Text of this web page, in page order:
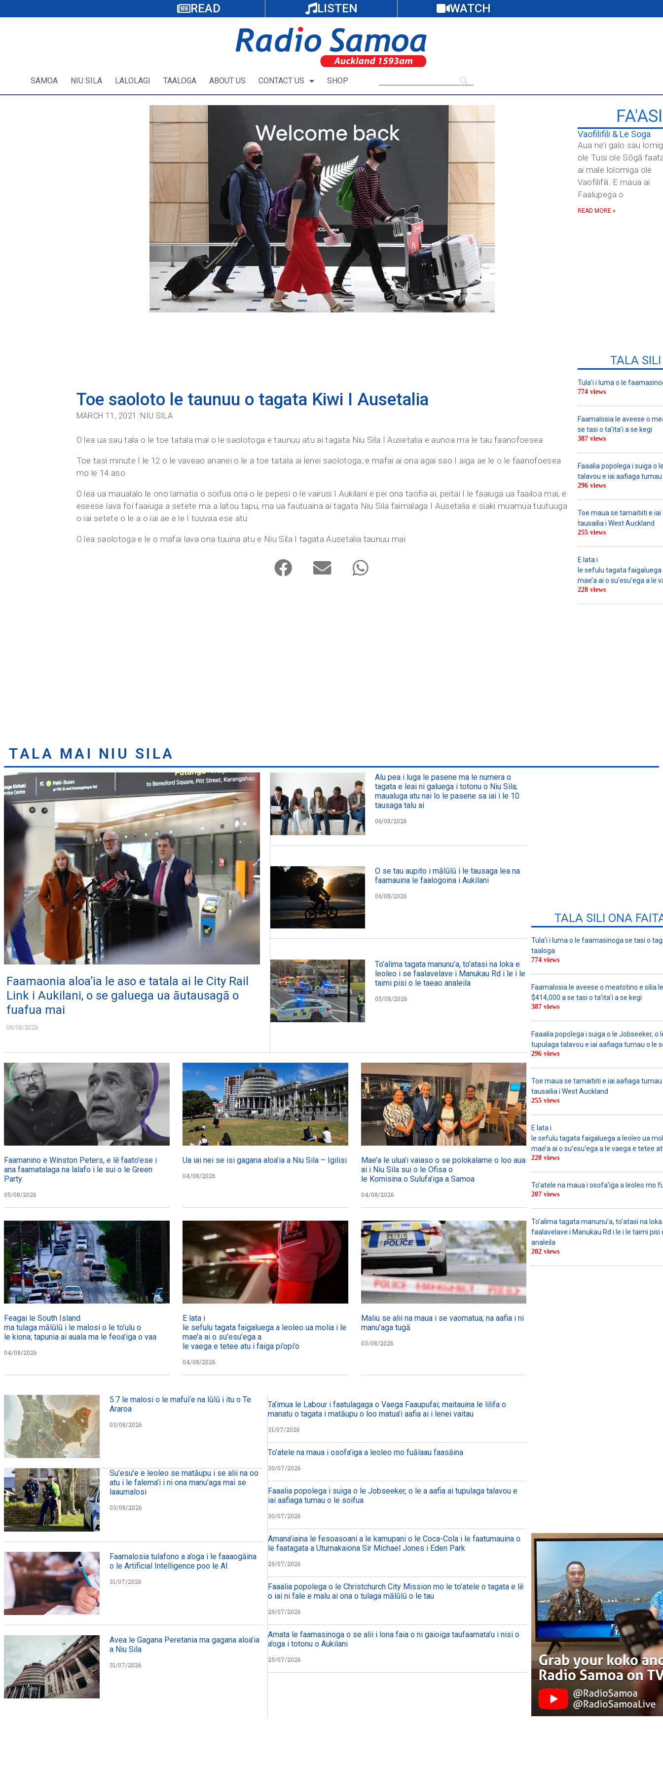
READ LISTEN WATCH
SAMOA NIU SILA LALOLAGI TAALOGA ABOUT US CONTACT US SHOP
Toe saoloto le taunuu o tagata Kiwi I Ausetalia
MARCH 11, 2021 NIU SILA
O lea ua sau tala o le toe tatala mai o le saolotoga e taunuu atu ai tagata Niu Sila I Ausetalia e aunoa ma le tau faanofoesea
Toe tasi minute I le 12 o le vaveao ananei o le a toe tatala ai lenei saolotoga, e mafai ai ona agai sao I aiga ae le o le faanofoesea
mo le 14 aso
O lea ua maualalo le ono lamatia o soifua ona o le pepesi o le vairusi I Aukilani e pei ona taofia ai, peitai I le faaiuga ua faailoa mai, e
eseese lava foi faaiuga a setete ma a latou tapu, ma ua fautuaina ai tagata Niu Sila faimalaga I Ausetalia e siaki muamua tuutuuga
o iai setete o le a o iai ae e le I tuuvaa ese atu
O lea saolotoga e le o mafai lava ona tuuina atu e Niu Sila I tagata Ausetalia taunuu mai
Vaofilifili & Le Soga
Aua ne’i galo sau
ole Tusi ole Sōgā
ai male lolomiga ole
Vaofilifili. E maua ai
Faalupega o
READ MORE »
TALA
Tula’i i luma o le
774 views
Faamalosia le aveese o
se tasi o ta’ita’i a se kegi
387 views
Faaalia popolega i suiga o
talavou e iai aafiaga
296 views
Toe maua se tamaitiiti e
tausailia i West Auckland
255 views
E lata i
le sefulu tagata
mae’a ai o su’esu’ega a le
228 views
TALA MAI NIU SILA
Faamaonia aloa’ia le aso e tatala ai le City Rail
Link i Aukilani, o se galuega ua āutausagā o
fuafua mai
06/08/2026
Alu pea i luga le pasene ma le numera o
tagata e leai ni galuega i totonu o Niu Sila;
maualuga atu nai lo le pasene sa iai i le 10
tausaga talu ai
06/08/2026
O se tau aupito i mālūlū i le tausaga lea na
faamauina le faalogoina i Aukilani
06/08/2026
To’alima tagata manunu’a, to’atasi na loka e
leoleo i se faalavelave i Manukau Rd i le i le
taimi pisi o le taeao analeila
05/08/2026
Faamanino e Winston Peters, e lē faato’ese i
ana faamatalaga na lalafo i le sui o le Green
Party
05/08/2026
Ua iai nei se isi gagana aloa’ia a Niu Sila – Igilisi
04/08/2026
Mae’a le ulua’i vaiaso o se polokalame o loo auai mai
ai i Niu Sila sui o le Ofisa o
le Komisina o Sulufa’iga a Samoa
04/08/2026
Feagai le South Island
ma tulaga mālūlū i le malosi o le to’ulu o
le kiona; tapunia ai auala ma le feoa’iga o vaa
04/08/2026
E lata i
le sefulu tagata faigaluega a leoleo ua molia i le tulafono i le
mae’a ai o su’esu’ega a
le vaega e tetee atu i faiga pi’opi’o
04/08/2026
Maliu se alii na maua i se vaomatua; na aafia i ni
manu’aga tugā
03/08/2026
TALA SILI ONA
Tula’i i luma o le faamasinoga se tasi o
taaloga
774 views
Faamalosia le aveese o meatotino e silia
$414,000 a se tasi o ta’ita’i a se kegi
387 views
Faaalia popolega i suiga o le Jobseeker, o
tupulaga talavou e iai aafiaga tumau o le
296 views
Toe maua se tamaitiiti e iai aafiaga
tausailia i West Auckland
255 views
E lata i
le sefulu tagata faigaluega a leoleo ua
mae’a ai o su’esu’ega a le vaega e tetee
228 views
To’atele na maua i osofa’iga a leoleo mo
207 views
To’alima tagata manunu’a, to’atasi na
faalavelave i Manukau Rd i le i le taimi pisi
analeila
202 views
5.7 le malosi o le mafui’e na lūlū i itu o Te
Araroa
03/08/2026
Su’esu’e e leoleo se matāupu i se alii na oo
atu i le falema’i i ni ona manu’aga mai se
laaumalosi
03/08/2026
Faamalosia tulafono a a’oga i le faaaogāina
o le Artificial Intelligence poo le AI
31/07/2026
Avea le Gagana Peretania ma gagana aloa’ia
a Niu Sila
31/07/2026
Ta’imua le Labour i faatulagaga o Vaega Faaupufai; maitauina le lilifa o
manatu o tagata i matāupu o loo matua’i aafia ai i lenei vaitau
31/07/2026
To’atele na maua i osofa’iga a leoleo mo fuālaau faasāina
30/07/2026
Faaalia popolega i suiga o le Jobseeker, o le a aafia ai tupulaga talavou e
iai aafiaga tumau o le soifua
30/07/2026
Amana’iaina le fesoasoani a le kamupani o le Coca-Cola i le faatumauina o
le faatagata a Utumakaiona Sir Michael Jones i Eden Park
29/07/2026
Faaalia popolega o le Christchurch City Mission mo le to’atele o tagata e lē
o iai ni fale e malu ai ona o tulaga mālūlū o le tau
29/07/2026
Amata le faamasinoga o se alii i lona faia o ni gaioiga taufaamata’u i nisi o
a’oga i totonu o Aukilani
29/07/2026